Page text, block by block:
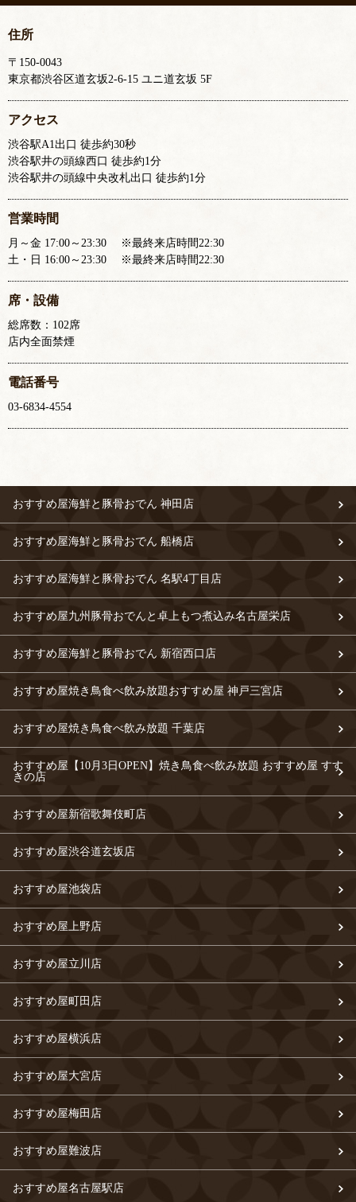
住所
〒150-0043
東京都渋谷区道玄坂2-6-15 ユニ道玄坂 5F
アクセス
渋谷駅A1出口 徒歩約30秒
渋谷駅井の頭線西口 徒歩約1分
渋谷駅井の頭線中央改札出口 徒歩約1分
営業時間
月～金 17:00～23:30 ※最終来店時間22:30
土・日 16:00～23:30 ※最終来店時間22:30
席・設備
総席数：102席
店内全面禁煙
電話番号
03-6834-4554
おすすめ屋海鮮と豚骨おでん 神田店
おすすめ屋海鮮と豚骨おでん 船橋店
おすすめ屋海鮮と豚骨おでん 名駅4丁目店
おすすめ屋九州豚骨おでんと卓上もつ煮込み名古屋栄店
おすすめ屋海鮮と豚骨おでん 新宿西口店
おすすめ屋焼き鳥食べ飲み放題おすすめ屋 神戸三宮店
おすすめ屋焼き鳥食べ飲み放題 千葉店
おすすめ屋【10月3日OPEN】焼き鳥食べ飲み放題 おすすめ屋 すす
きの店
おすすめ屋新宿歌舞伎町店
おすすめ屋渋谷道玄坂店
おすすめ屋池袋店
おすすめ屋上野店
おすすめ屋立川店
おすすめ屋町田店
おすすめ屋横浜店
おすすめ屋大宮店
おすすめ屋梅田店
おすすめ屋難波店
おすすめ屋名古屋駅店